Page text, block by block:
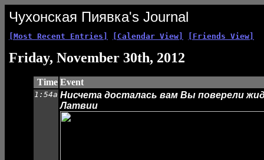
Чухонская Пиявка's Journal
[Most Recent Entries] [Calendar View] [Friends View]
Friday, November 30th, 2012
Time Event
1:54a Нисчета досталась вам Вы поверели
Латвии